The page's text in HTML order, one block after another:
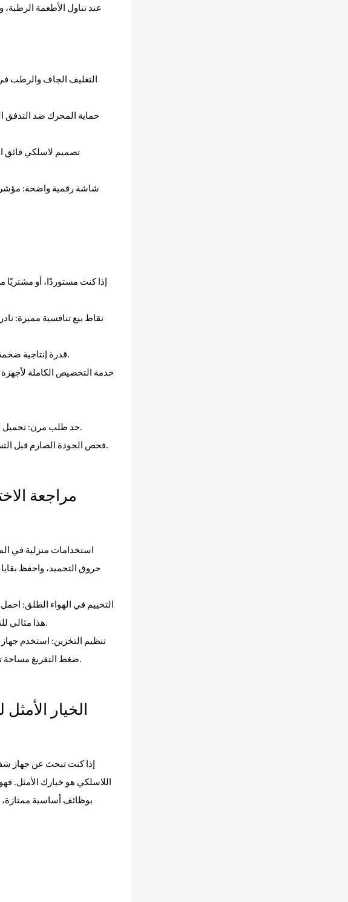
عند تناول الأطعمة
التغليف الجاف والرطب في
حماية المحرك ضد التدفق
تصميم لاسلكي فائق
شاشة رقمية واضحة:
إذا كنت مستوردًا، أو
2. قدرة إنتاجية ضخمة مستقرة: نحن ندعم الطلبات الكبيرة التي تشمل حاويات كاملة مع أوقات تسليم قابلة للتعديل لتتناسب مع دورة مبيعاتك.
5. حد طلب مرن: تحميل الحاويات المختلطة متاح مع سلسلة أجهزة التغليف بالتفريغ الأخرى لتقليل ضغط التخزين للموزعين المتوسطين والصغار.
6. فحص الجودة الصارم قبل التسليم: تخضع كل دفعة من أجهزة التغليف بالتفريغ المحمولة لاختبارات وظيفية كاملة لتقليل تكاليف ما بعد البيع بشكل كبير.
استخدامات منزلية في
التخييم في الهواء الطلق:
هذا مثالي للنزهات والرحلات البرية التي لا تتوفر فيها مصادر طاقة خارجية، مما يفتح آفاقًا جديدة لتجار أجهزة التغليف بالتفريغ المحمولة.
تنظيم التخزين: استخدم
ضغط التفريغ مساحة تخزين كبيرة في المنزل أو أثناء السفر، مما يضيف مزايا بيع إضافية لموزعي أجهزة التغليف بالتفريغ المحمولة بكميات كبيرة.
إذا كنت تبحث عن جهاز
بوظائف أساسية